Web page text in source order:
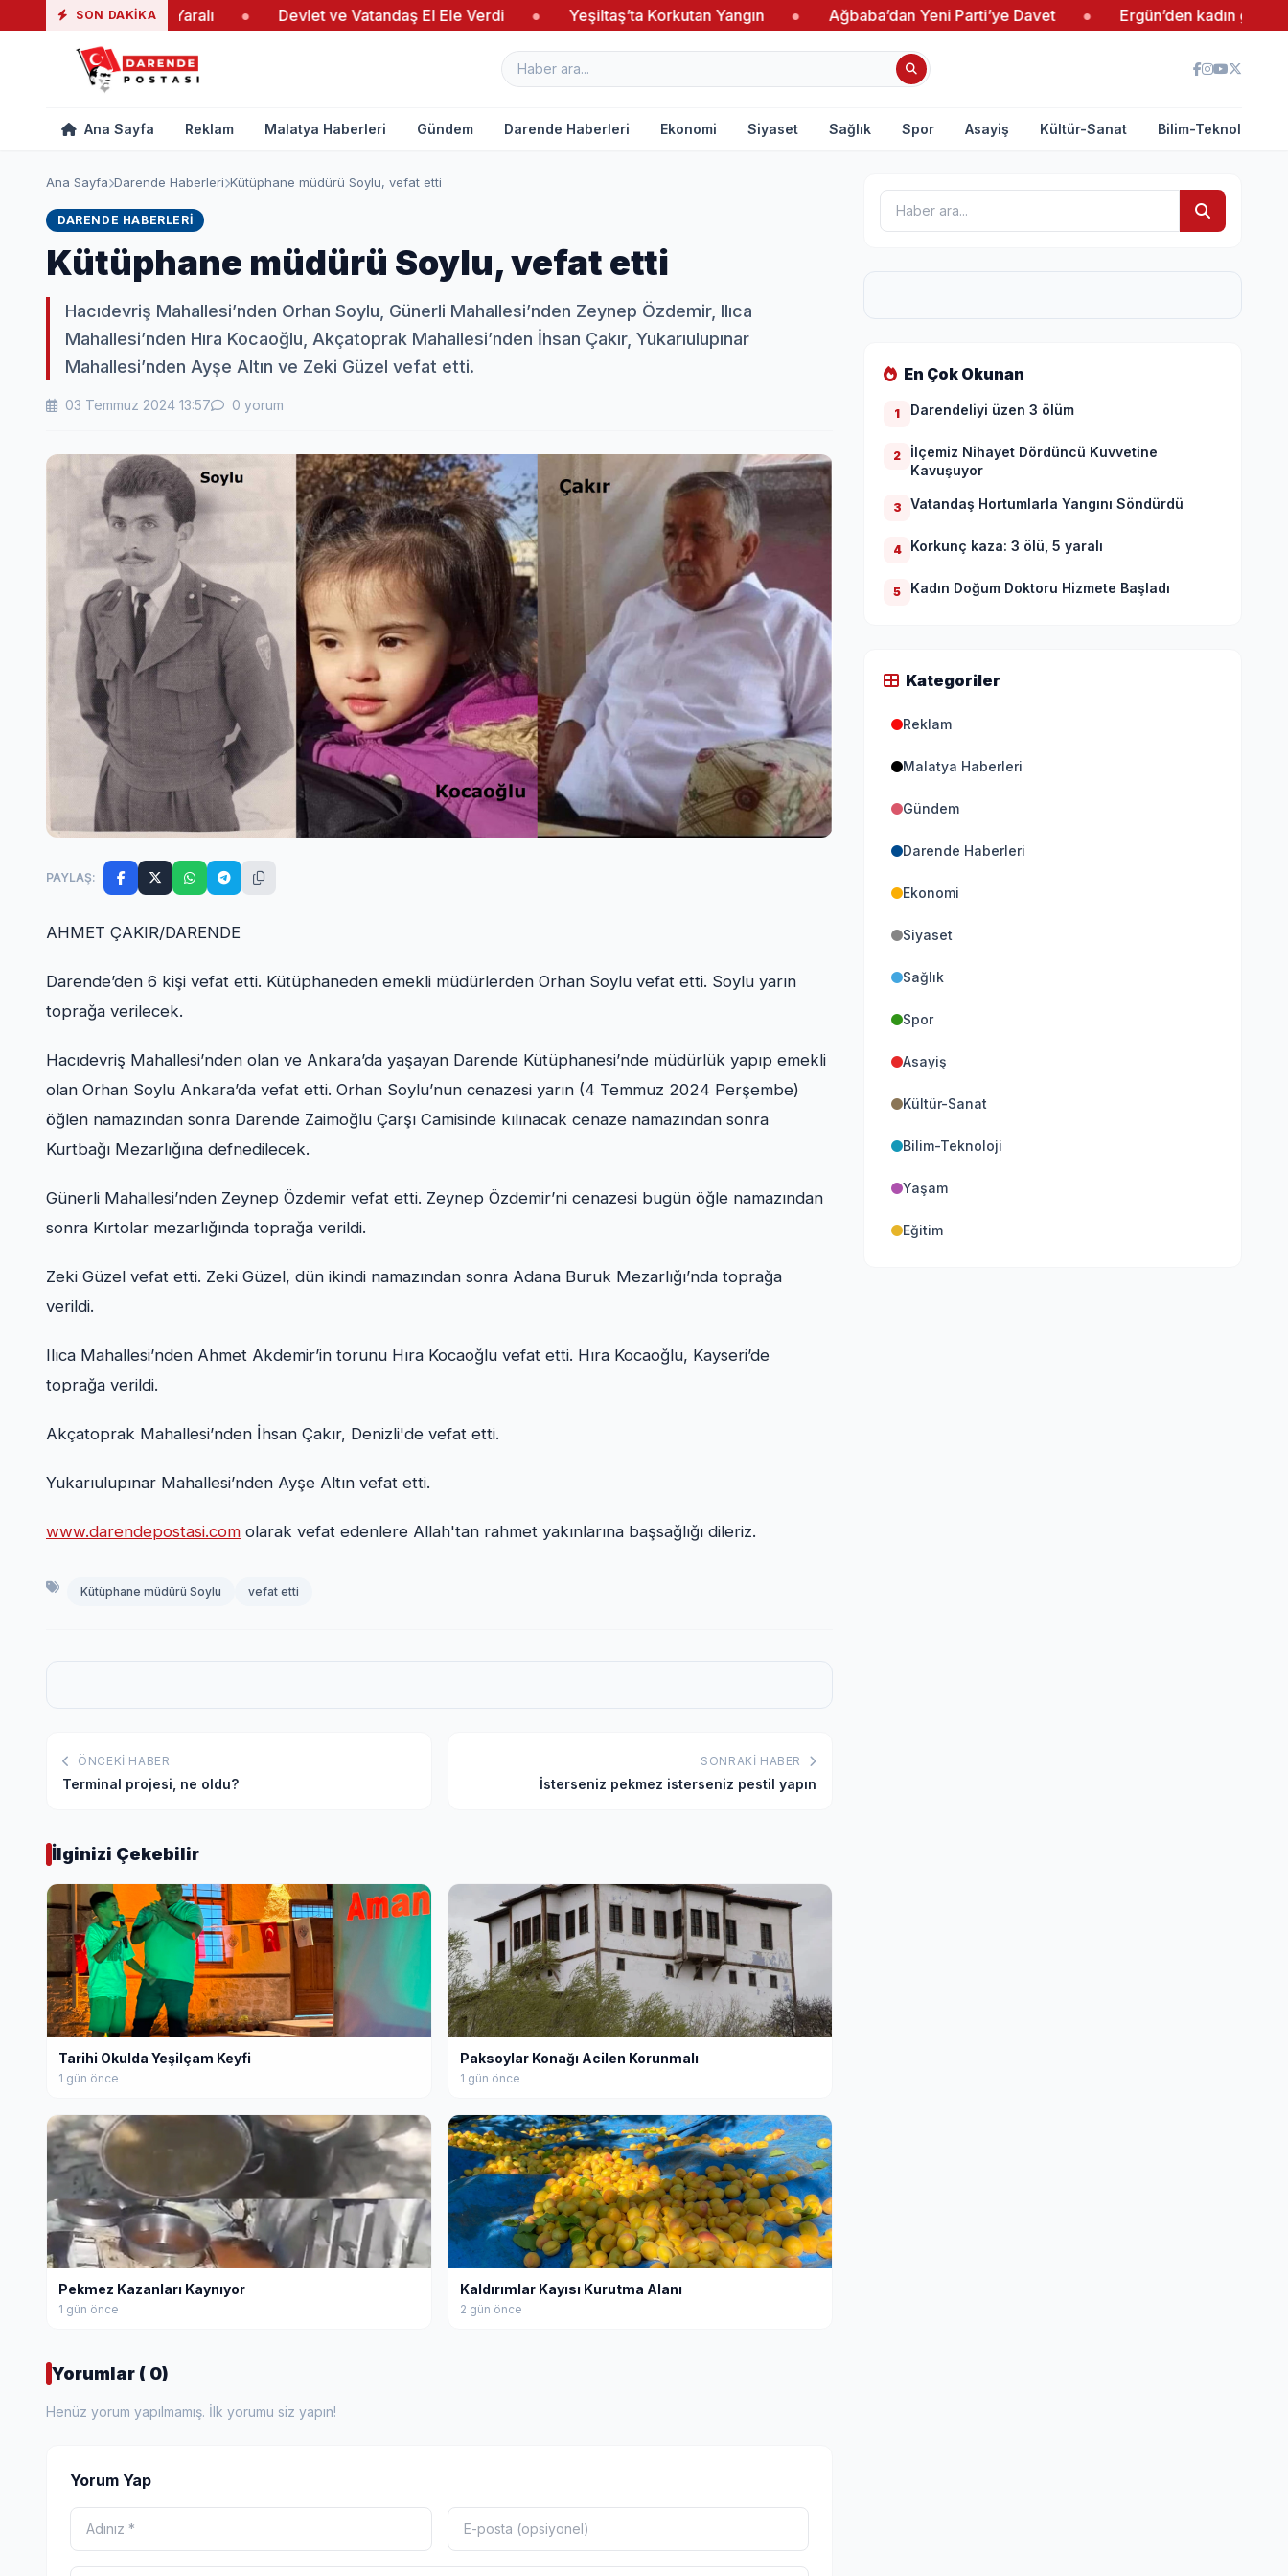
SON DAKIKA
19 Yaralı Devlet ve Vatandaş El Ele Verdi ● Yeşiltaş’ta Korkutan Yangın ● Ağbaba’dan Yeni Parti’ye Davet ● Ergün’den kadın girişimcilere
Ana Sayfa Reklam Malatya Haberleri Gündem Darende Haberleri Ekonomi Siyaset Sağlık Spor Asayiş Kültür-Sanat Bilim-Teknoloji
Ana Sayfa Darende Haberleri Kütüphane müdürü Soylu, vefat etti
DARENDE HABERLERI
Kütüphane müdürü Soylu, vefat etti
Hacıdevriş Mahallesi’nden Orhan Soylu, Günerli Mahallesi’nden Zeynep Özdemir, Ilıca
Mahallesi’nden Hıra Kocaoğlu, Akçatoprak Mahallesi’nden İhsan Çakır, Yukarıulupınar
Mahallesi’nden Ayşe Altın ve Zeki Güzel vefat etti.
03 Temmuz 2024 13:57 0 yorum
PAYLAŞ:
AHMET ÇAKIR/DARENDE
Darende’den 6 kişi vefat etti. Kütüphaneden emekli müdürlerden Orhan Soylu vefat etti. Soylu yarın
toprağa verilecek.
Hacıdevriş Mahallesi’nden olan ve Ankara’da yaşayan Darende Kütüphanesi’nde müdürlük yapıp emekli
olan Orhan Soylu Ankara’da vefat etti. Orhan Soylu’nun cenazesi yarın (4 Temmuz 2024 Perşembe)
öğlen namazından sonra Darende Zaimoğlu Çarşı Camisinde kılınacak cenaze namazından sonra
Kurtbağı Mezarlığına defnedilecek.
Günerli Mahallesi’nden Zeynep Özdemir vefat etti. Zeynep Özdemir’ni cenazesi bugün öğle namazından
sonra Kırtolar mezarlığında toprağa verildi.
Zeki Güzel vefat etti. Zeki Güzel, dün ikindi namazından sonra Adana Buruk Mezarlığı’nda toprağa
verildi.
Ilıca Mahallesi’nden Ahmet Akdemir’in torunu Hıra Kocaoğlu vefat etti. Hıra Kocaoğlu, Kayseri’de
toprağa verildi.
Akçatoprak Mahallesi’nden İhsan Çakır, Denizli'de vefat etti.
Yukarıulupınar Mahallesi’nden Ayşe Altın vefat etti.
www.darendepostasi.com olarak vefat edenlere Allah'tan rahmet yakınlarına başsağlığı dileriz.
Kütüphane müdürü Soylu vefat etti
ÖNCEKI HABER
Terminal projesi, ne oldu?
SONRAKI HABER
İsterseniz pekmez isterseniz pestil yapın
İlginizi Çekebilir
Tarihi Okulda Yeşilçam Keyfi
1 gün önce
Paksoylar Konağı Acilen Korunmalı
1 gün önce
Pekmez Kazanları Kaynıyor
1 gün önce
Kaldırımlar Kayısı Kurutma Alanı
2 gün önce
Yorumlar ( 0)
Henüz yorum yapılmamış. İlk yorumu siz yapın!
Yorum Yap
En Çok Okunan
1 Darendeliyi üzen 3 ölüm
2
İlçemiz Nihayet Dördüncü Kuvvetine
Kavuşuyor
3 Vatandaş Hortumlarla Yangını Söndürdü
4 Korkunç kaza: 3 ölü, 5 yaralı
5 Kadın Doğum Doktoru Hizmete Başladı
Kategoriler
Reklam
Malatya Haberleri
Gündem
Darende Haberleri
Ekonomi
Siyaset
Sağlık
Spor
Asayiş
Kültür-Sanat
Bilim-Teknoloji
Yaşam
Eğitim